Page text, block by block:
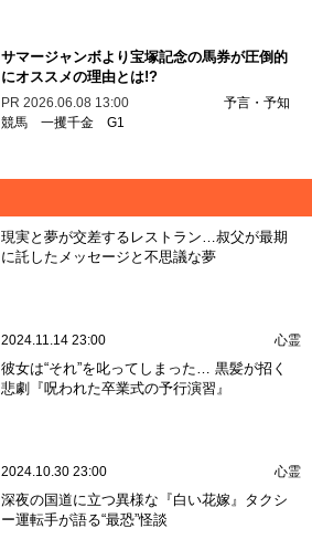
サマージャンボより宝塚記念の馬券が圧倒的
にオススメの理由とは!?
PR 2026.06.08 13:00
予言・予知
競馬 一攫千金 G1
現実と夢が交差するレストラン…叔父が最期
に託したメッセージと不思議な夢
2024.11.14 23:00 心霊
彼女は“それ”を叱ってしまった… 黒髪が招く
悲劇『呪われた卒業式の予行演習』
2024.10.30 23:00 心霊
深夜の国道に立つ異様な『白い花嫁』タクシ
ー運転手が語る“最恐”怪談